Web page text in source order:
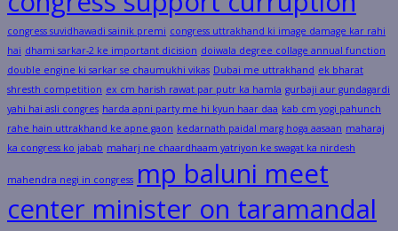
congress suvidhawadi sainik premi congress uttrakhand ki image damage kar rahi
hai dhami sarkar-2 ke important dicision doiwala degree collage annual function
double engine ki sarkar se chaumukhi vikas Dubai me uttrakhand ek bharat
shresth competition ex cm harish rawat par putr ka hamla gurbaji aur gundagardi
yahi hai asli congres harda apni party me hi kyun haar daa kab cm yogi pahunch
rahe hain uttrakhand ke apne gaon kedarnath paidal marg hoga aasaan maharaj
ka congress ko jabab maharj ne chaardhaam yatriyon ke swagat ka nirdesh
mahendra negi in congress mp baluni meet
center minister on taramandal